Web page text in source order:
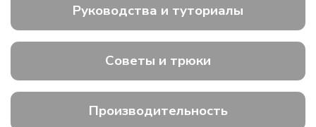
Руководства и туториалы
Советы и трюки
Производительность